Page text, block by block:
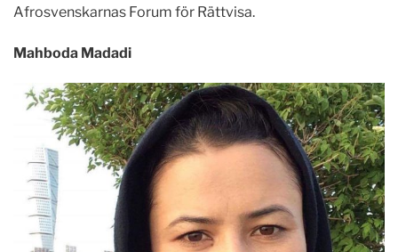
Afrosvenskarnas Forum för Rättvisa.
Mahboda Madadi